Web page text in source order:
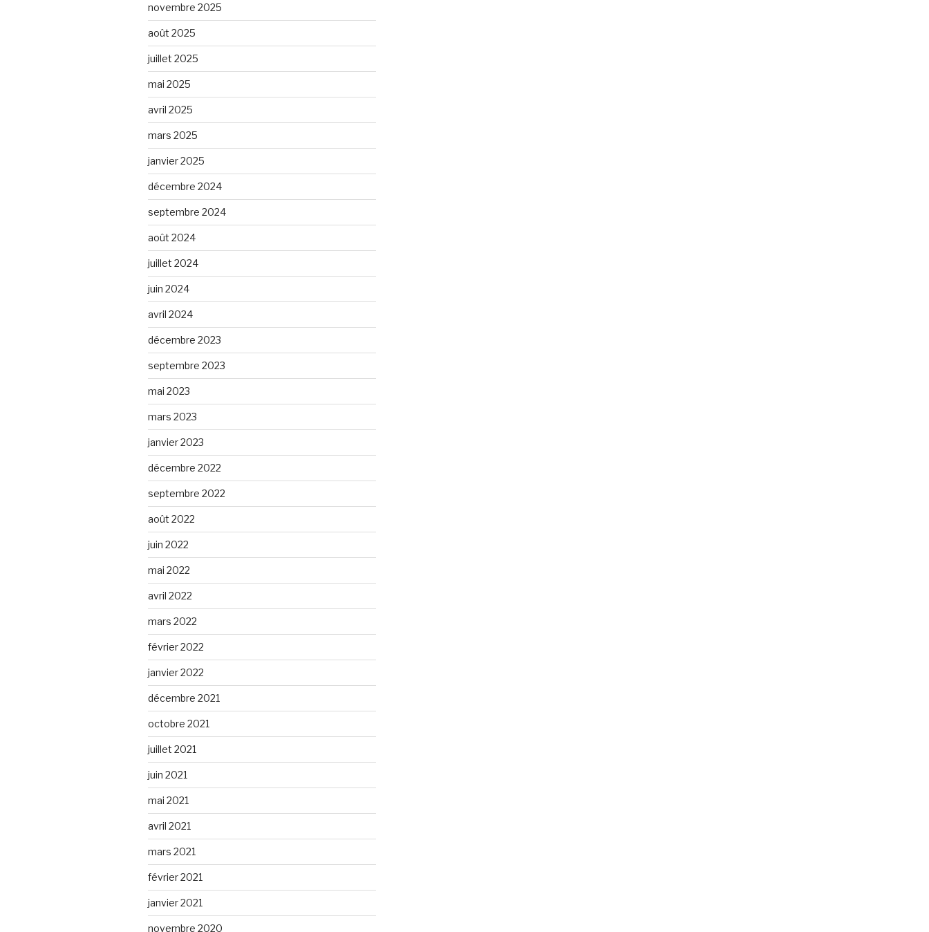
novembre 2025
août 2025
juillet 2025
mai 2025
avril 2025
mars 2025
janvier 2025
décembre 2024
septembre 2024
août 2024
juillet 2024
juin 2024
avril 2024
décembre 2023
septembre 2023
mai 2023
mars 2023
janvier 2023
décembre 2022
septembre 2022
août 2022
juin 2022
mai 2022
avril 2022
mars 2022
février 2022
janvier 2022
décembre 2021
octobre 2021
juillet 2021
juin 2021
mai 2021
avril 2021
mars 2021
février 2021
janvier 2021
novembre 2020